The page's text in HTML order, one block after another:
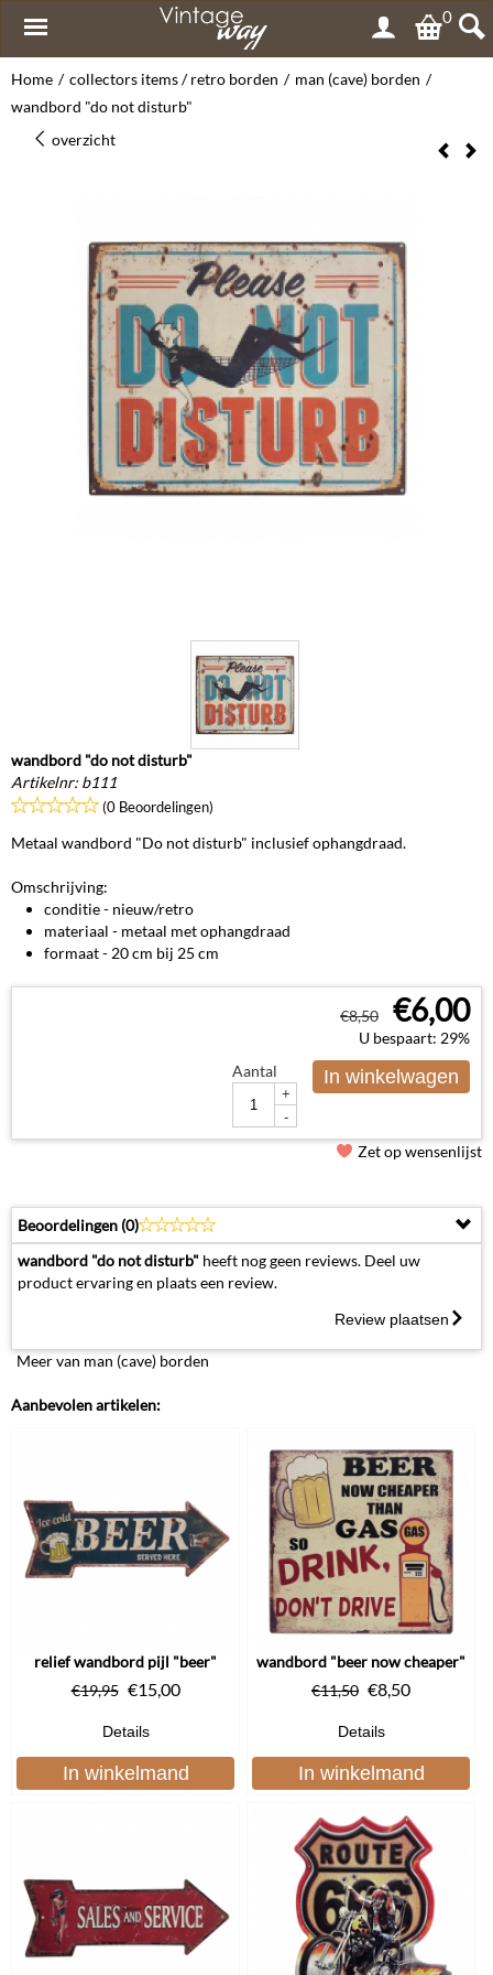
0
Home / collectors items / retro borden / man (cave) borden /
wandbord "do not disturb"
overzicht
wandbord "do not disturb"
Artikelnr: b111
(0 Beoordelingen)
Metaal wandbord "Do not disturb" inclusief ophangdraad.
Omschrijving:
conditie - nieuw/retro
materiaal - metaal met ophangdraad
formaat - 20 cm bij 25 cm
€8,50 €6,00
U bespaart: 29%
Aantal
+
-
In winkelwagen
Zet op wensenlijst
Beoordelingen (0)
wandbord "do not disturb" heeft nog geen reviews. Deel uw
product ervaring en plaats een review.
Review plaatsen
Meer van man (cave) borden
Aanbevolen artikelen:
relief wandbord pijl "beer"
€19,95 €15,00
Details
In winkelmand
wandbord "beer now cheaper"
€11,50 €8,50
Details
In winkelmand